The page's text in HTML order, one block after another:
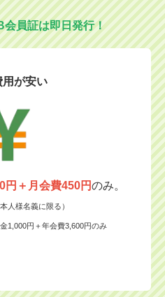
会員証は即日発行！
用が安い
円＋月会費450円のみ。
人様名義に限る）
1,000円＋年会費3,600円のみ